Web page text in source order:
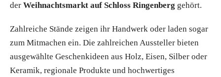
der Weihnachtsmarkt auf Schloss Ringenberg gehört.
Zahlreiche Stände zeigen ihr Handwerk oder laden sogar
zum Mitmachen ein. Die zahlreichen Aussteller bieten
ausgewählte Geschenkideen aus Holz, Eisen, Silber oder
Keramik, regionale Produkte und hochwertiges